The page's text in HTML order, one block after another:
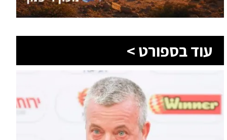
בלי מאמן, בלי סגל ועם דדליין: הפועל
באר שבע/דימונה בסכנה